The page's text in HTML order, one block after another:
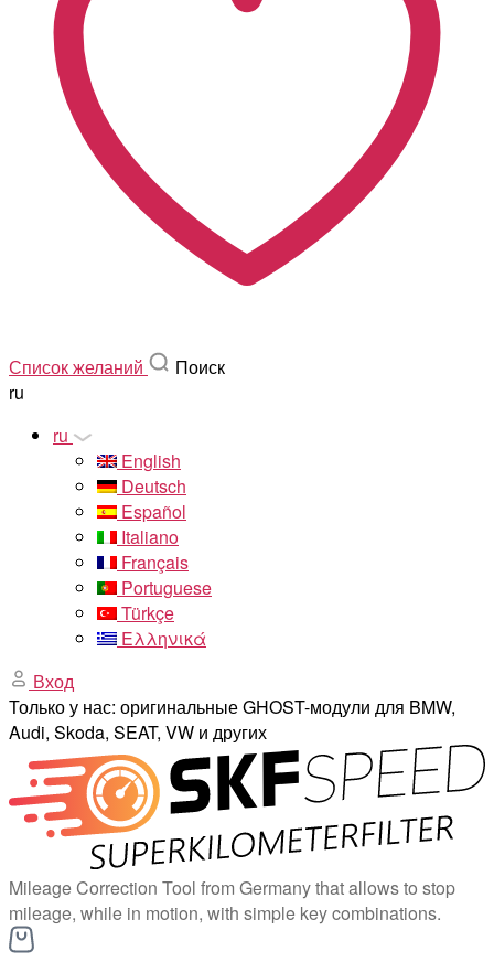
Список желаний
Поиск
ru
ru
English
Deutsch
Español
Italiano
Français
Portuguese
Türkçe
Ελληνικά
Вход
Только у нас: оригинальные GHOST-модули для BMW,
Audi, Skoda, SEAT, VW и других
Mileage Correction Tool from Germany that allows to stop
mileage, while in motion, with simple key combinations.